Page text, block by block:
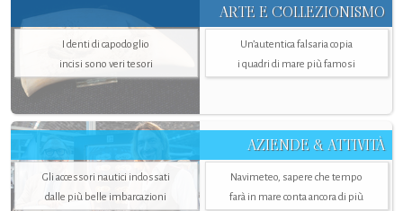
ARTE E COLLEZIONISMO
I denti di capodoglio
incisi sono veri tesori
Un’autentica falsaria copia
i quadri di mare più famosi
AZIENDE & ATTIVITÀ
Gli accessori nautici indossati
dalle più belle imbarcazioni
Navimeteo, sapere che tempo
farà in mare conta ancora di più